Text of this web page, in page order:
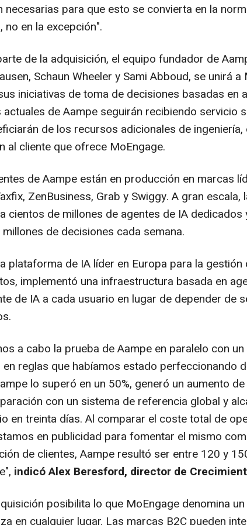
necesarias para que esto se convierta en la
no en la excepción".
de la adquisición, el equipo fundador de
Schaun Wheeler y Sami Abboud, se unirá
iniciativas de toma de decisiones basadas en
actuales de Aampe seguirán recibiendo servicio
de los recursos adicionales de
al cliente que ofrece MoEngage.
de Aampe están en producción en marcas
ZenBusiness, Grab y Swiggy. A gran escala,
cientos de millones de agentes de IA
de decisiones cada semana.
plataforma de IA líder en Europa para la gestión
implementó una infraestructura basada en
de IA a cada usuario en lugar de depender de
a cabo la prueba de Aampe en paralelo con
en reglas que habíamos estado perfeccionando
lo superó en un 50%, generó un aumento
con un sistema de referencia global y
en treinta días. Al comparar el coste total de
en publicidad para fomentar el mismo
de clientes, Aampe resultó ser entre 120 y
indicó Alex Beresford, director de
posibilita lo que MoEngage denomina
en cualquier lugar. Las marcas B2C pueden